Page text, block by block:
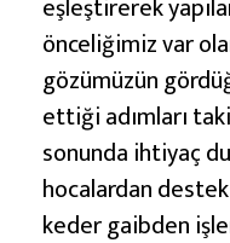
önceliğimiz var
gözümüzün
ettiği adımları
sonunda ihtiyaç
hocalardan destek
keder gaibden